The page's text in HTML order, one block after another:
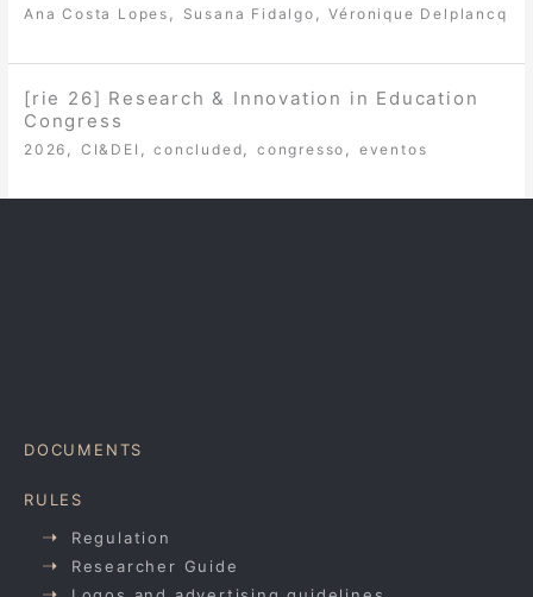
Ana Costa Lopes Susana Fidalgo ,Véronique Delplancq
[rie 26] Research & Innovation in Education
Congress
2026 CI&DEI ,concluded ,congresso eventos
DOCUMENTS
RULES
Regulation
Researcher Guide